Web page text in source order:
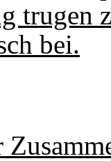
trugen
bei.